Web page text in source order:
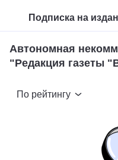
Подписка на
Автономная
"Редакция газеты
По рейтингу